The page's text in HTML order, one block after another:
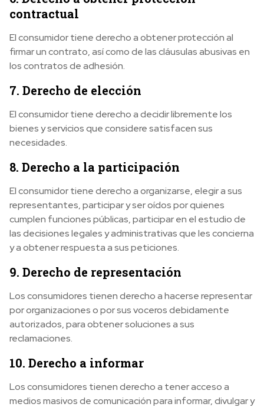
contractual
El consumidor tiene derecho a obtener protección al
firmar un contrato, así como de las cláusulas abusivas en
los contratos de adhesión.
7. Derecho de elección
El consumidor tiene derecho a decidir libremente los
bienes y servicios que considere satisfacen sus
necesidades.
8. Derecho a la participación
El consumidor tiene derecho a organizarse, elegir a sus
representantes, participar y ser oídos por quienes
cumplen funciones públicas, participar en el estudio de
las decisiones legales y administrativas que les concierna
y a obtener respuesta a sus peticiones.
9. Derecho de representación
Los consumidores tienen derecho a hacerse representar
por organizaciones o por sus voceros debidamente
autorizados, para obtener soluciones a sus
reclamaciones.
10. Derecho a informar
Los consumidores tienen derecho a tener acceso a
medios masivos de comunicación para informar, divulgar y